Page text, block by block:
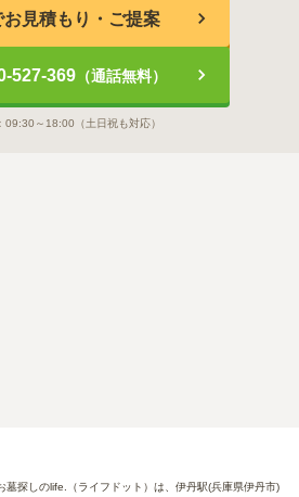
お見積もり・ご提案
527-369（通話無料）
09:30～18:00 （土日祝も対応）
墓探しのlife.（ライフドット）は、伊丹駅(兵庫県伊丹市)